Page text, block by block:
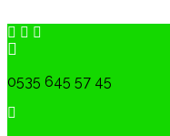
0535 645 57 45